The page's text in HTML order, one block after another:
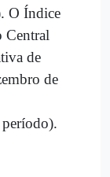
O Índice
Central
de
de
período).